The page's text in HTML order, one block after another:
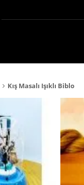
Kış Masalı Işıklı Biblo